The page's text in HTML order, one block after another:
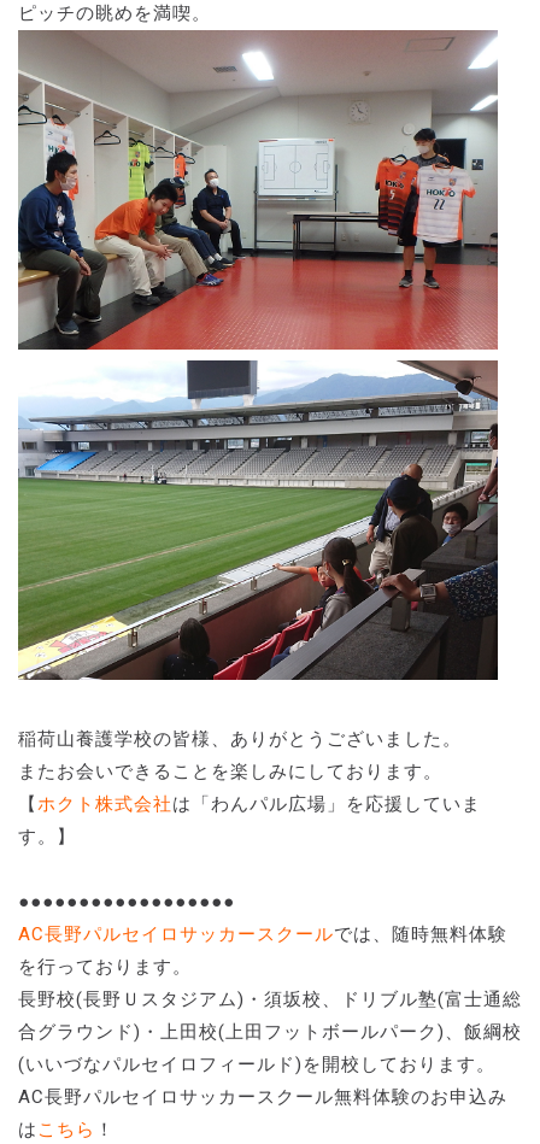
ピッチの眺めを満喫。
稲荷山養護学校の皆様、ありがとうございました。
またお会いできることを楽しみにしております。
【 ホクト株式会社は「わんパル広場」を応援していま
す。】
●●●●●●●●●●●●●●●●●●
AC長野パルセイロサッカースクールでは、随時無料体験
を行っております。
長野校(長野Ｕスタジアム)・須坂校、ドリブル塾(富士通総
合グラウンド)・上田校(上田フットボールパーク)、飯綱校
(いいづなパルセイロフィールド)を開校しております。
AC長野パルセイロサッカースクール無料体験のお申込み
は こちら ！